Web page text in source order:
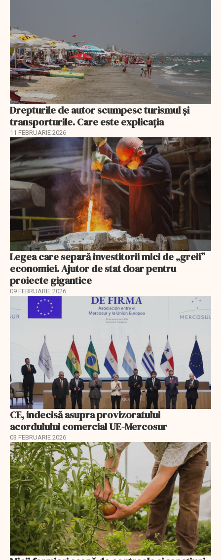
Drepturile de autor scumpesc turismul și
transporturile. Care este explicația
11 FEBRUARIE 2026
Legea care separă investitorii mici de „greii”
economiei. Ajutor de stat doar pentru
proiecte gigantice
09 FEBRUARIE 2026
CE, indecisă asupra provizoratului
acordulului comercial UE-Mercosur
03 FEBRUARIE 2026